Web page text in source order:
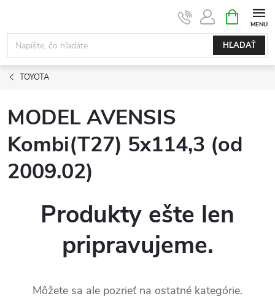
obsah
HĽADAŤ
KOŠÍK
TOYOTA
MODEL AVENSIS
Kombi(T27) 5x114,3 (od
2009.02)
Produkty ešte len
pripravujeme.
Môžete sa ale pozrieť na ostatné kategórie.